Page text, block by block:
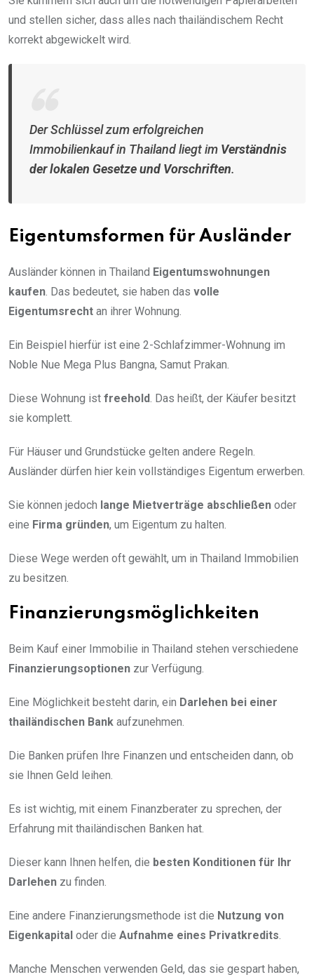
und stellen sicher, dass alles nach thailändischem Recht
korrekt abgewickelt wird.
Der Schlüssel zum erfolgreichen
Immobilienkauf in Thailand liegt im Verständnis
der lokalen Gesetze und Vorschriften.
Eigentumsformen für Ausländer
Ausländer können in Thailand Eigentumswohnungen
kaufen. Das bedeutet, sie haben das volle
Eigentumsrecht an ihrer Wohnung.
Ein Beispiel hierfür ist eine 2-Schlafzimmer-Wohnung im
Noble Nue Mega Plus Bangna, Samut Prakan.
Diese Wohnung ist freehold. Das heißt, der Käufer besitzt
sie komplett.
Für Häuser und Grundstücke gelten andere Regeln.
Ausländer dürfen hier kein vollständiges Eigentum erwerben.
Sie können jedoch lange Mietverträge abschließen oder
eine Firma gründen, um Eigentum zu halten.
Diese Wege werden oft gewählt, um in Thailand Immobilien
zu besitzen.
Finanzierungsmöglichkeiten
Beim Kauf einer Immobilie in Thailand stehen verschiedene
Finanzierungsoptionen zur Verfügung.
Eine Möglichkeit besteht darin, ein Darlehen bei einer
thailändischen Bank aufzunehmen.
Die Banken prüfen Ihre Finanzen und entscheiden dann, ob
sie Ihnen Geld leihen.
Es ist wichtig, mit einem Finanzberater zu sprechen, der
Erfahrung mit thailändischen Banken hat.
Dieser kann Ihnen helfen, die besten Konditionen für Ihr
Darlehen zu finden.
Eine andere Finanzierungsmethode ist die Nutzung von
Eigenkapital oder die Aufnahme eines Privatkredits.
Manche Menschen verwenden Geld, das sie gespart haben,